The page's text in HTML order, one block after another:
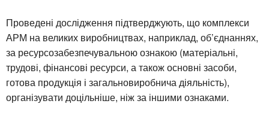
Проведені дослідження підтверджують, що комплекси
АРМ на великих виробництвах, наприклад, об’єднаннях,
за ресурсозабезпечувальною ознакою (матеріальні,
трудові, фінансові ресурси, а також основні засоби,
готова продукція і загальновиробнича діяльність),
організувати доцільніше, ніж за іншими ознаками.